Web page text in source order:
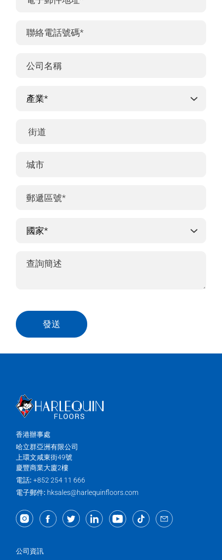
發送
香港辦事處
哈立群亞洲有限公司
上環文咸東街49號
慶豐商業大廈2樓
電話: +852 254 11 666
電子郵件: hksales@harlequinfloors.com
公司資訊